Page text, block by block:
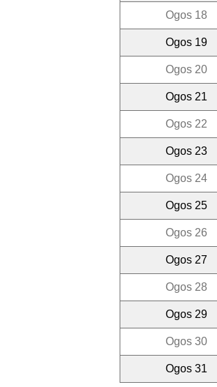
Ogos 18
Ogos 19
Ogos 20
Ogos 21
Ogos 22
Ogos 23
Ogos 24
Ogos 25
Ogos 26
Ogos 27
Ogos 28
Ogos 29
Ogos 30
Ogos 31